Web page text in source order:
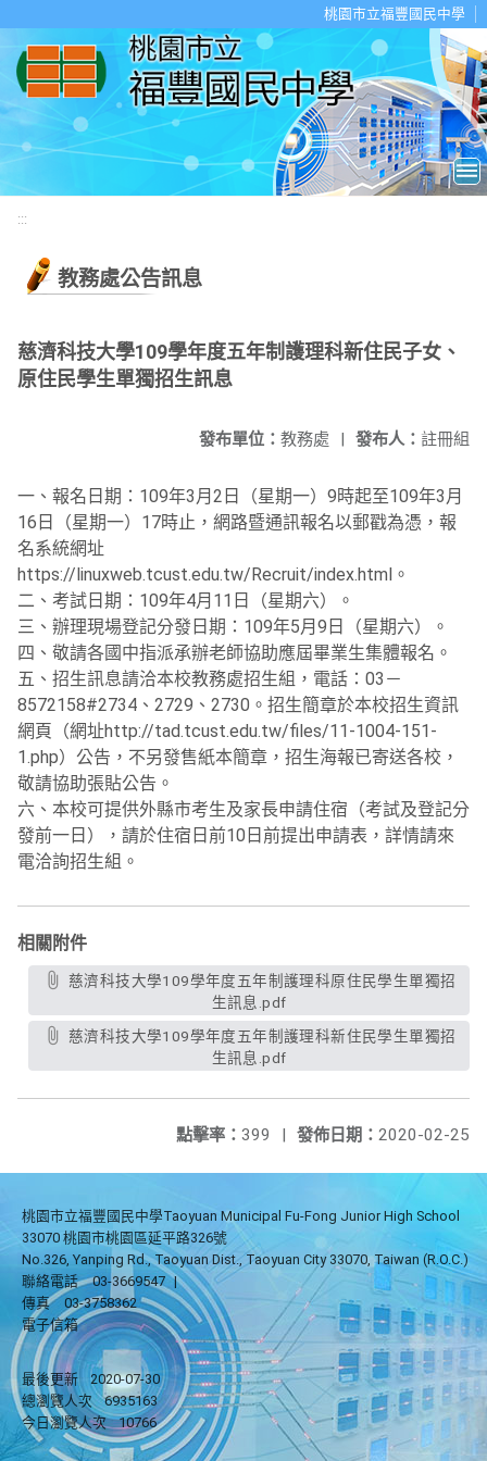
桃園市立福豐國民中學
:::
教務處公告訊息
慈濟科技大學109學年度五年制護理科新住民子女、
原住民學生單獨招生訊息
發布人： 註冊組
發布單位： 教務處 |
一、報名日期：109年3月2日（星期一）9時起至109年3月
16日（星期一）17時止，網路暨通訊報名以郵戳為憑，報
名系統網址
https://linuxweb.tcust.edu.tw/Recruit/index.html。
二、考試日期：109年4月11日（星期六）。
三、辦理現場登記分發日期：109年5月9日（星期六）。
四、敬請各國中指派承辦老師協助應屆畢業生集體報名。
五、招生訊息請洽本校教務處招生組，電話：03－
8572158#2734、2729、2730。招生簡章於本校招生資訊
網頁（網址http://tad.tcust.edu.tw/files/11-1004-151-
1.php）公告，不另發售紙本簡章，招生海報已寄送各校，
敬請協助張貼公告。
六、本校可提供外縣市考生及家長申請住宿（考試及登記分
發前一日），請於住宿日前10日前提出申請表，詳情請來
電洽詢招生組。
相關附件
生訊息.pdf
生訊息.pdf
發佈日期： 2020-02-25
點擊率： 399 |
桃園市立福豐國民中學Taoyuan Municipal Fu-Fong Junior High School
33070 桃園市桃園區延平路326號
No.326, Yanping Rd., Taoyuan Dist., Taoyuan City 33070, Taiwan (R.O.C.)
聯絡電話
03-3669547 |
傳真
03-3758362
電子信箱
最後更新
2020-07-30
總瀏覽人次
6935163
今日瀏覽人次
10766